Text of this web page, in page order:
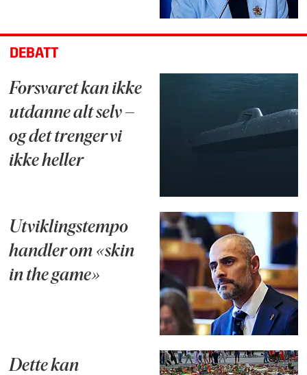
DEBATT
Forsvaret kan ikke
utdanne alt selv –
og det trenger vi
ikke heller
Utviklingstempo
handler om «skin
in the game»
Dette kan